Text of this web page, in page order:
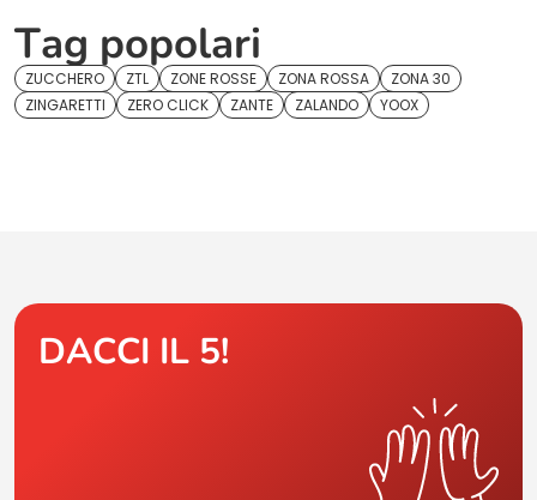
Tag popolari
ZUCCHERO ZTL ZONE ROSSE ZONA ROSSA
ZONA 30
ZINGARETTI
ZERO CLICK ZANTE ZALANDO YOOX
DACCI IL 5!